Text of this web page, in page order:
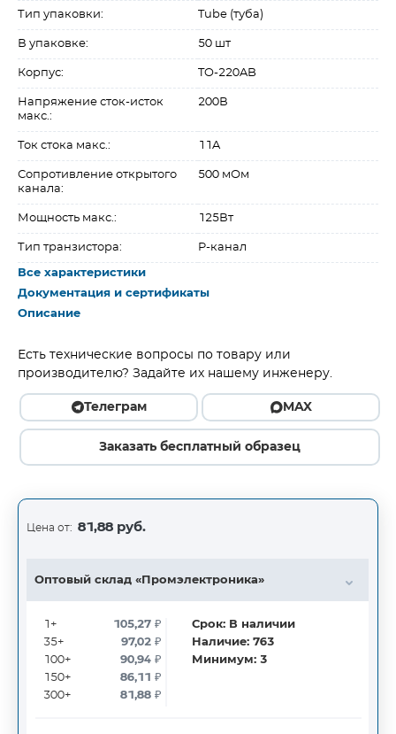
Тип упаковки: Tube (туба)
В упаковке: 50 шт
Корпус: TO-220AB
Напряжение сток-исток
макс.:
200В
Ток стока макс.: 11A
Сопротивление открытого
канала:
500 мОм
Мощность макс.: 125Вт
Тип транзистора: P-канал
Все характеристики
Документация и сертификаты
Описание
Есть технические вопросы по товару или
производителю? Задайте их нашему инженеру.
Телеграм MAX
Заказать бесплатный образец
Цена от: 81,88 руб.
Оптовый склад «Промэлектроника»
1+
35+
100+
150+
300+
105,27₽
97,02₽
90,94₽
86,11₽
81,88₽
Срок: В наличии
Наличие:763
Минимум:3